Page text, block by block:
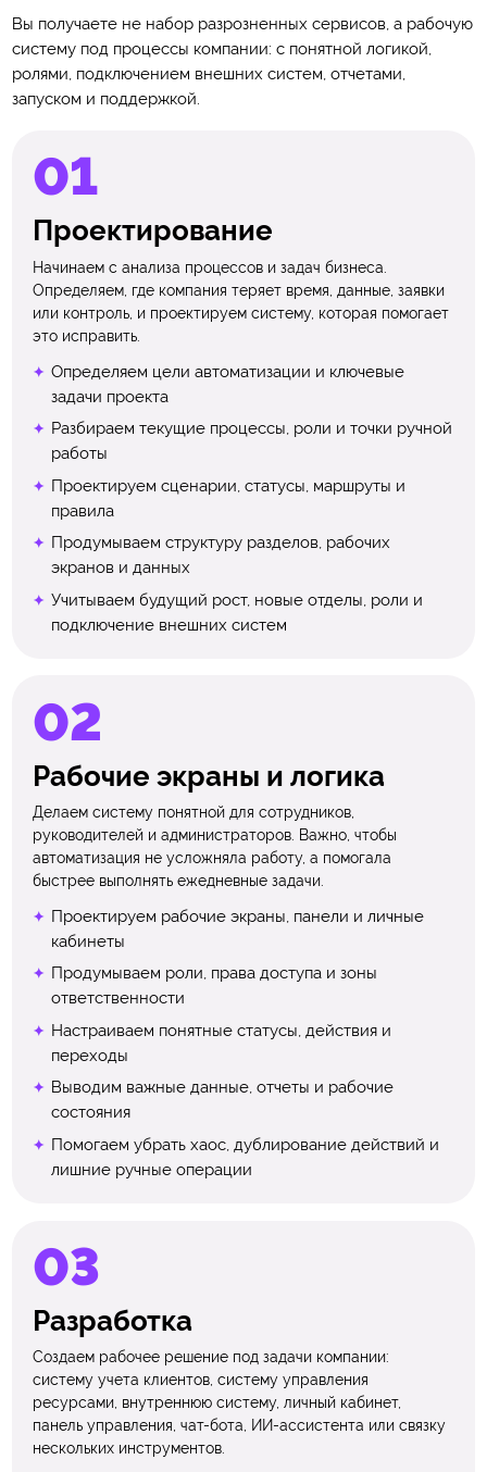
Вы получаете не набор разрозненных сервисов, а рабочую
систему под процессы компании: с понятной логикой,
ролями, подключением внешних систем, отчетами,
запуском и поддержкой.
Проектирование
Начинаем с анализа процессов и задач бизнеса.
Определяем, где компания теряет время, данные, заявки
или контроль, и проектируем систему, которая помогает
это исправить.
Определяем цели автоматизации и ключевые
задачи проекта
Разбираем текущие процессы, роли и точки ручной
работы
Проектируем сценарии, статусы, маршруты и
правила
Продумываем структуру разделов, рабочих
экранов и данных
Учитываем будущий рост, новые отделы, роли и
подключение внешних систем
Рабочие экраны и логика
Делаем систему понятной для сотрудников,
руководителей и администраторов. Важно, чтобы
автоматизация не усложняла работу, а помогала
быстрее выполнять ежедневные задачи.
Проектируем рабочие экраны, панели и личные
кабинеты
Продумываем роли, права доступа и зоны
ответственности
Настраиваем понятные статусы, действия и
переходы
Выводим важные данные, отчеты и рабочие
состояния
Помогаем убрать хаос, дублирование действий и
лишние ручные операции
Разработка
Создаем рабочее решение под задачи компании:
систему учета клиентов, систему управления
ресурсами, внутреннюю систему, личный кабинет,
панель управления, чат-бота, ИИ-ассистента или связку
нескольких инструментов.